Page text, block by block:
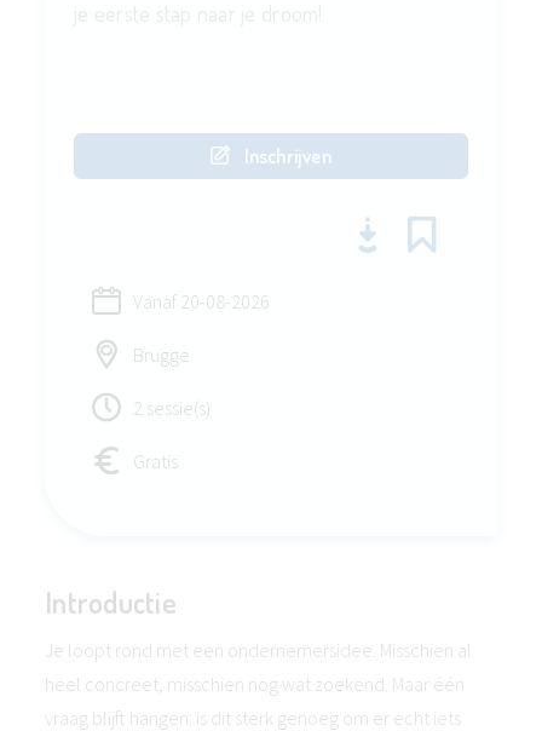
Inschrijven
Vanaf 20-08-2026
Brugge
2 sessie(s)
Gratis
Introductie
Je loopt rond met een ondernemersidee. Misschien al
heel concreet, misschien nog wat zoekend. Maar één
vraag blijft hangen: is dit sterk genoeg om er echt iets